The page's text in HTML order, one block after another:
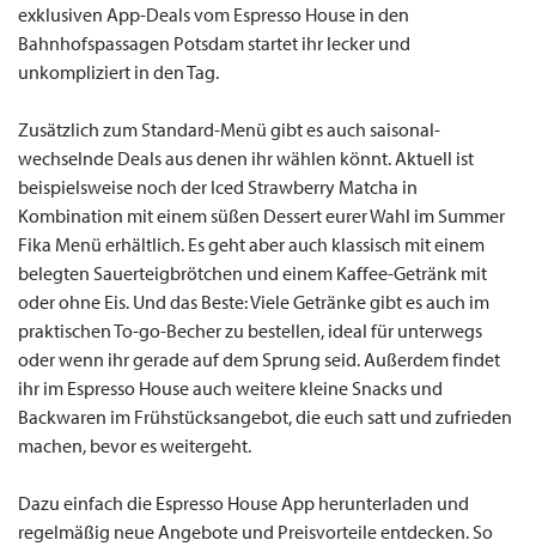
exklusiven App-Deals vom Espresso House in den
Bahnhofspassagen Potsdam startet ihr lecker und
unkompliziert in den Tag.
Zusätzlich zum Standard-Menü gibt es auch saisonal-
wechselnde Deals aus denen ihr wählen könnt. Aktuell ist
beispielsweise noch der Iced Strawberry Matcha in
Kombination mit einem süßen Dessert eurer Wahl im Summer
Fika Menü erhältlich. Es geht aber auch klassisch mit einem
belegten Sauerteigbrötchen und einem Kaffee-Getränk mit
oder ohne Eis. Und das Beste: Viele Getränke gibt es auch im
praktischen To-go-Becher zu bestellen, ideal für unterwegs
oder wenn ihr gerade auf dem Sprung seid. Außerdem findet
ihr im Espresso House auch weitere kleine Snacks und
Backwaren im Frühstücksangebot, die euch satt und zufrieden
machen, bevor es weitergeht.
Dazu einfach die Espresso House App herunterladen und
regelmäßig neue Angebote und Preisvorteile entdecken. So